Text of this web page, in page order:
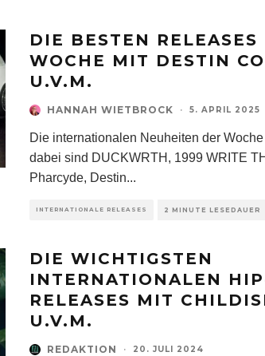
DIE BESTEN RELEASES
WOCHE MIT DESTIN
U.V.M.
HANNAH WIETBROCK · 5. APRIL 2025
Die internationalen Neuheiten der
dabei sind DUCKWRTH, 1999 WRITE
Pharcyde, Destin...
INTERNATIONALE RELEASES 2 MINUTE LESEDAUER
DIE WICHTIGSTEN
INTERNATIONALEN
RELEASES MIT
U.V.M.
REDAKTION · 20. JULI 2024